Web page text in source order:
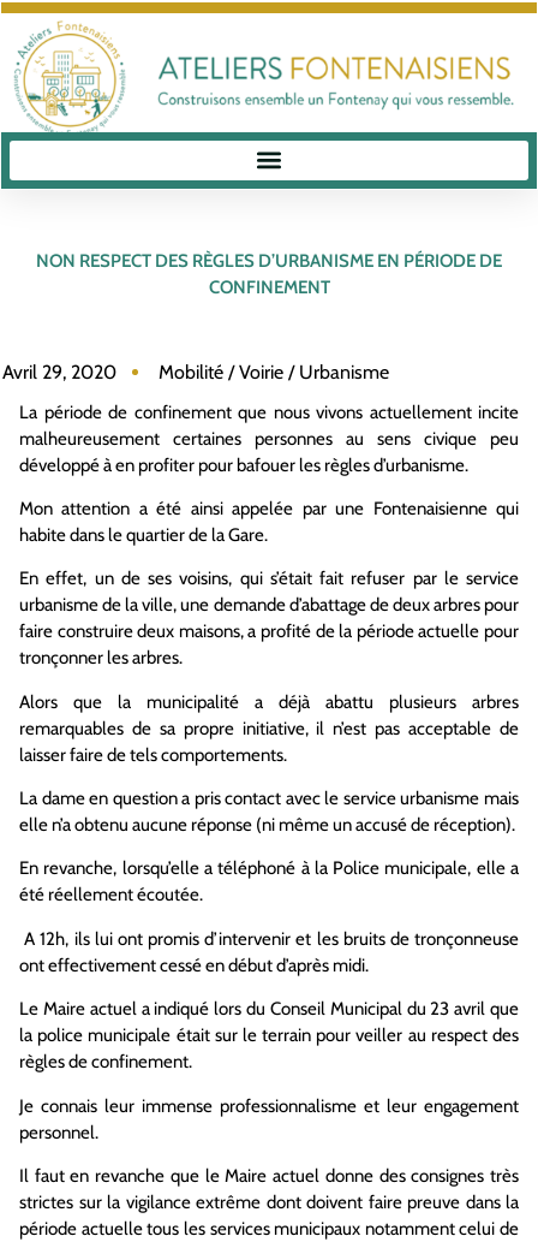
NON RESPECT DES RÈGLES D’URBANISME EN PÉRIODE DE
CONFINEMENT
Avril 29, 2020 Mobilité / Voirie / Urbanisme
La période de confinement que nous vivons actuellement incite
malheureusement certaines personnes au sens civique peu
développé à en profiter pour bafouer les règles d’urbanisme.
Mon attention a été ainsi appelée par une Fontenaisienne qui
habite dans le quartier de la Gare.
En effet, un de ses voisins, qui s’était fait refuser par le service
urbanisme de la ville, une demande d’abattage de deux arbres pour
faire construire deux maisons, a profité de la période actuelle pour
tronçonner les arbres.
Alors que la municipalité a déjà abattu plusieurs arbres
remarquables de sa propre initiative, il n’est pas acceptable de
laisser faire de tels comportements.
La dame en question a pris contact avec le service urbanisme mais
elle n’a obtenu aucune réponse (ni même un accusé de réception).
En revanche, lorsqu’elle a téléphoné à la Police municipale, elle a
été réellement écoutée.
A 12h, ils lui ont promis d’intervenir et les bruits de tronçonneuse
ont effectivement cessé en début d’après midi.
Le Maire actuel a indiqué lors du Conseil Municipal du 23 avril que
la police municipale était sur le terrain pour veiller au respect des
règles de confinement.
Je connais leur immense professionnalisme et leur engagement
personnel.
Il faut en revanche que le Maire actuel donne des consignes très
strictes sur la vigilance extrême dont doivent faire preuve dans la
période actuelle tous les services municipaux notamment celui de